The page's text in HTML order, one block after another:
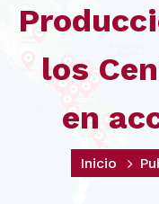
los
en
Inicio